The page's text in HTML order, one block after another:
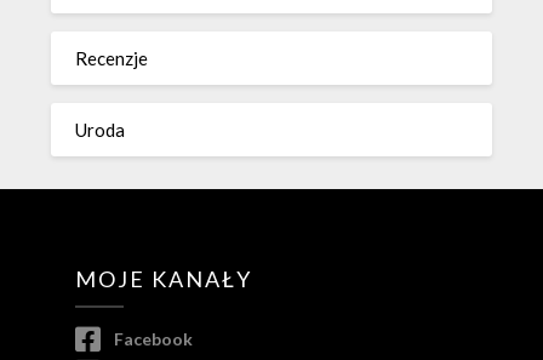
Recenzje
Uroda
MOJE KANAŁY
Facebook